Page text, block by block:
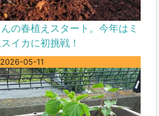
の春植えスタート。今年はミ
イカに初挑戦！
2026-05-11